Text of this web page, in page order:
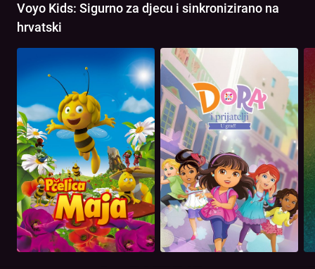
Voyo Kids: Sigurno za djecu i sinkronizirano na
hrvatski